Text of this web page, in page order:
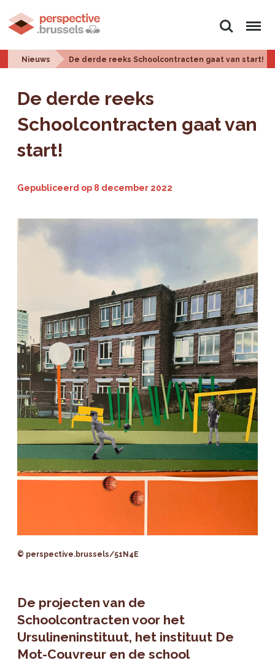
Zoeken Menu
Nieuws De derde reeks Schoolcontracten gaat van start!
De derde reeks
Schoolcontracten gaat van
start!
Gepubliceerd op 8 december 2022
© perspective.brussels/51N4E
De projecten van de
Schoolcontracten voor het
Ursulineninstituut, het instituut De
Mot-Couvreur en de school